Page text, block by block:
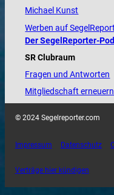
Michael Kunst
Werben auf
Der SegelReporter-
SR Clubraum
Fragen und Antworten
Mitgliedschaft erneuern
© 2024 Segelreporter.com
Impressum Datenschutz
Verträge hier kündigen